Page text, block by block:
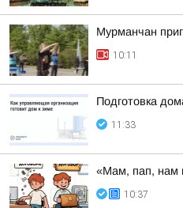
Мурманчан
10:11
Подготовка
11:33
«Мам, пап, нам
10:37